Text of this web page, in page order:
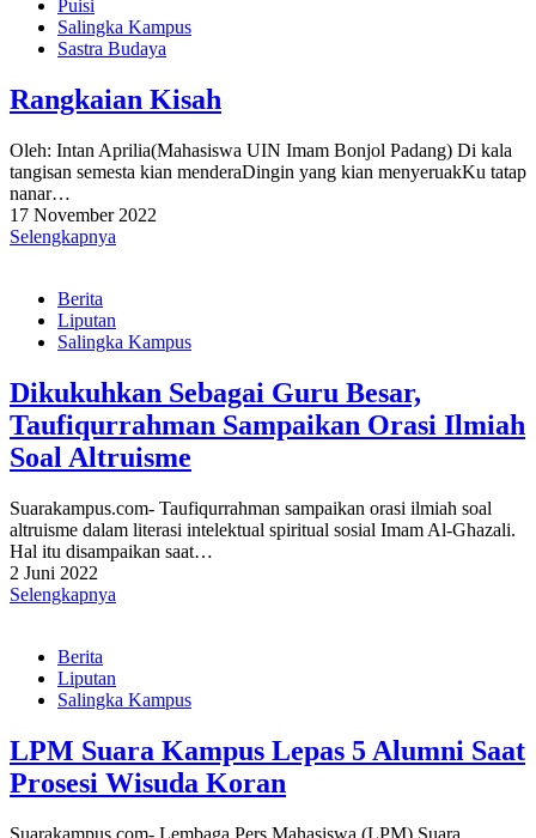
Puisi
Salingka Kampus
Sastra Budaya
Rangkaian Kisah
Oleh: Intan Aprilia(Mahasiswa UIN Imam Bonjol Padang) Di kala
tangisan semesta kian menderaDingin yang kian menyeruakKu tatap
nanar…
17 November 2022
Selengkapnya
Berita
Liputan
Salingka Kampus
Dikukuhkan Sebagai Guru Besar,
Taufiqurrahman Sampaikan Orasi Ilmiah
Soal Altruisme
Suarakampus.com- Taufiqurrahman sampaikan orasi ilmiah soal
altruisme dalam literasi intelektual spiritual sosial Imam Al-Ghazali.
Hal itu disampaikan saat…
2 Juni 2022
Selengkapnya
Berita
Liputan
Salingka Kampus
LPM Suara Kampus Lepas 5 Alumni Saat
Prosesi Wisuda Koran
Suarakampus.com- Lembaga Pers Mahasiswa (LPM) Suara